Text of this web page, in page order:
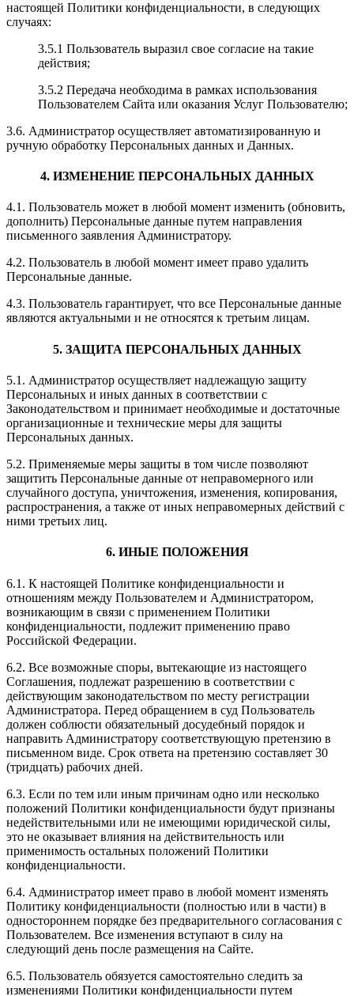
настоящей Политики конфиденциальности, в следующих
случаях:
3.5.1 Пользователь выразил свое согласие на такие
действия;
3.5.2 Передача необходима в рамках использования
Пользователем Сайта или оказания Услуг Пользователю;
3.6. Администратор осуществляет автоматизированную и
ручную обработку Персональных данных и Данных.
4. ИЗМЕНЕНИЕ ПЕРСОНАЛЬНЫХ ДАННЫХ
4.1. Пользователь может в любой момент изменить (обновить,
дополнить) Персональные данные путем направления
письменного заявления Администратору.
4.2. Пользователь в любой момент имеет право удалить
Персональные данные.
4.3. Пользователь гарантирует, что все Персональные данные
являются актуальными и не относятся к третьим лицам.
5. ЗАЩИТА ПЕРСОНАЛЬНЫХ ДАННЫХ
5.1. Администратор осуществляет надлежащую защиту
Персональных и иных данных в соответствии с
Законодательством и принимает необходимые и достаточные
организационные и технические меры для защиты
Персональных данных.
5.2. Применяемые меры защиты в том числе позволяют
защитить Персональные данные от неправомерного или
случайного доступа, уничтожения, изменения, копирования,
распространения, а также от иных неправомерных действий с
ними третьих лиц.
6. ИНЫЕ ПОЛОЖЕНИЯ
6.1. К настоящей Политике конфиденциальности и
отношениям между Пользователем и Администратором,
возникающим в связи с применением Политики
конфиденциальности, подлежит применению право
Российской Федерации.
6.2. Все возможные споры, вытекающие из настоящего
Соглашения, подлежат разрешению в соответствии с
действующим законодательством по месту регистрации
Администратора. Перед обращением в суд Пользователь
должен соблюсти обязательный досудебный порядок и
направить Администратору соответствующую претензию в
письменном виде. Срок ответа на претензию составляет 30
(тридцать) рабочих дней.
6.3. Если по тем или иным причинам одно или несколько
положений Политики конфиденциальности будут признаны
недействительными или не имеющими юридической силы,
это не оказывает влияния на действительность или
применимость остальных положений Политики
конфиденциальности.
6.4. Администратор имеет право в любой момент изменять
Политику конфиденциальности (полностью или в части) в
одностороннем порядке без предварительного согласования с
Пользователем. Все изменения вступают в силу на
следующий день после размещения на Сайте.
6.5. Пользователь обязуется самостоятельно следить за
изменениями Политики конфиденциальности путем